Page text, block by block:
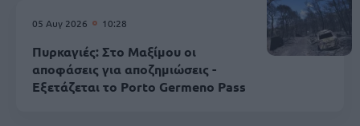
05 Αυγ 2026 10:28
Πυρκαγιές: Στο Μαξίμου οι
αποφάσεις για αποζημιώσεις -
Εξετάζεται το Porto Germeno Pass